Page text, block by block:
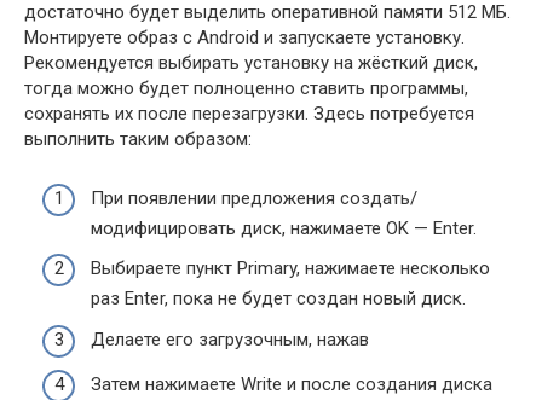
достаточно будет выделить оперативной памяти 512 МБ.
Монтируете образ с Android и запускаете установку.
Рекомендуется выбирать установку на жёсткий диск,
тогда можно будет полноценно ставить программы,
сохранять их после перезагрузки. Здесь потребуется
выполнить таким образом:
При появлении предложения создать/
модифицировать диск, нажимаете OK — Enter.
Выбираете пункт Primary, нажимаете несколько
раз Enter, пока не будет создан новый диск.
Делаете его загрузочным, нажав
Затем нажимаете Write и после создания диска